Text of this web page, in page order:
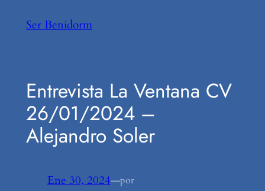
Ser Benidorm
Entrevista La Ventana CV
26/01/2024 –
Alejandro Soler
Ene 30, 2024—por